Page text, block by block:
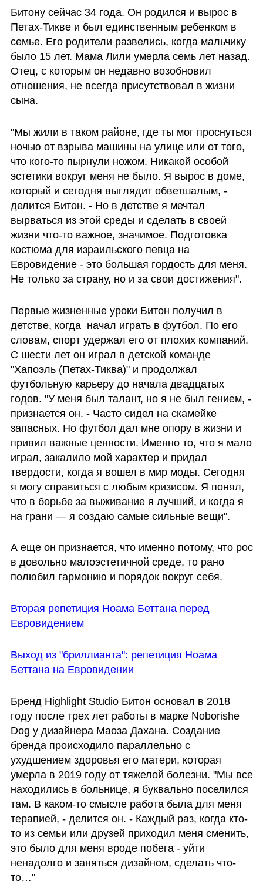
Битону сейчас 34 года. Он родился и вырос в
Петах-Тикве и был единственным ребенком в
семье. Его родители развелись, когда мальчику
было 15 лет. Мама Лили умерла семь лет назад.
Отец, с которым он недавно возобновил
отношения, не всегда присутствовал в жизни
сына.
"Мы жили в таком районе, где ты мог проснуться
ночью от взрыва машины на улице или от того,
что кого-то пырнули ножом. Никакой особой
эстетики вокруг меня не было. Я вырос в доме,
который и сегодня выглядит обветшалым, -
делится Битон. - Но в детстве я мечтал
вырваться из этой среды и сделать в своей
жизни что-то важное, значимое. Подготовка
костюма для израильского певца на
Евровидение - это большая гордость для меня.
Не только за страну, но и за свои достижения".
Первые жизненные уроки Битон получил в
детстве, когда  начал играть в футбол. По его
словам, спорт удержал его от плохих компаний.
С шести лет он играл в детской команде
"Хапоэль (Петах-Тиква)" и продолжал
футбольную карьеру до начала двадцатых
годов. "У меня был талант, но я не был гением, -
признается он. - Часто сидел на скамейке
запасных. Но футбол дал мне опору в жизни и
привил важные ценности. Именно то, что я мало
играл, закалило мой характер и придал
твердости, когда я вошел в мир моды. Сегодня
я могу справиться с любым кризисом. Я понял,
что в борьбе за выживание я лучший, и когда я
на грани — я создаю самые сильные вещи".
А еще он признается, что именно потому, что рос
в довольно малоэстетичной среде, то рано
полюбил гармонию и порядок вокруг себя.
Вторая репетиция Ноама Беттана перед
Евровидением
Выход из "бриллианта": репетиция Ноама
Беттана на Евровидении
Бренд Highlight Studio Битон основал в 2018
году после трех лет работы в марке Noborishe
Dog у дизайнера Маоза Дахана. Создание
бренда происходило параллельно с
ухудшением здоровья его матери, которая
умерла в 2019 году от тяжелой болезни. "Мы все
находились в больнице, я буквально поселился
там. В каком-то смысле работа была для меня
терапией, - делится он. - Каждый раз, когда кто-
то из семьи или друзей приходил меня сменить,
это было для меня вроде побега - уйти
ненадолго и заняться дизайном, сделать что-
то…"